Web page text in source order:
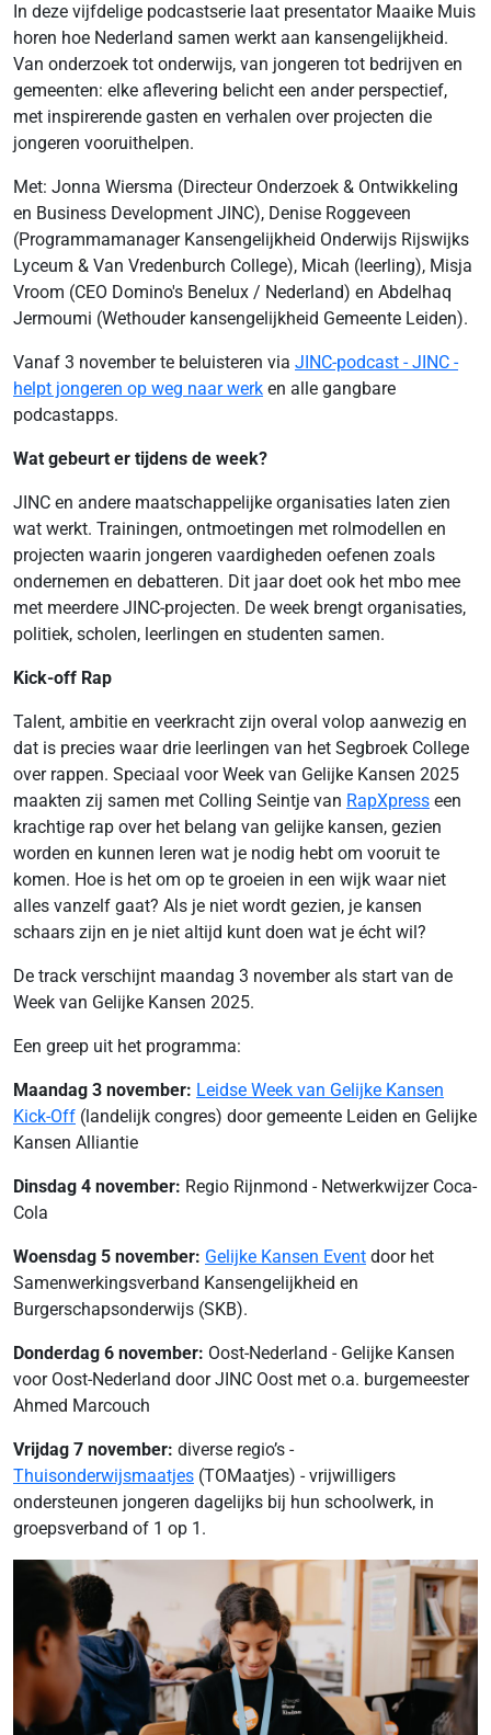
In deze vijfdelige podcastserie laat presentator Maaike Muis
horen hoe Nederland samen werkt aan kansengelijkheid.
Van onderzoek tot onderwijs, van jongeren tot bedrijven en
gemeenten: elke aflevering belicht een ander perspectief,
met inspirerende gasten en verhalen over projecten die
jongeren vooruithelpen.
Met: Jonna Wiersma (Directeur Onderzoek & Ontwikkeling
en Business Development JINC), Denise Roggeveen
(Programmamanager Kansengelijkheid Onderwijs Rijswijks
Lyceum & Van Vredenburch College), Micah (leerling), Misja
Vroom (CEO Domino's Benelux / Nederland) en Abdelhaq
Jermoumi (Wethouder kansengelijkheid Gemeente Leiden).
Vanaf 3 november te beluisteren via JINC-podcast - JINC -
helpt jongeren op weg naar werk en alle gangbare
podcastapps.
Wat gebeurt er tijdens de week?
JINC en andere maatschappelijke organisaties laten zien
wat werkt. Trainingen, ontmoetingen met rolmodellen en
projecten waarin jongeren vaardigheden oefenen zoals
ondernemen en debatteren. Dit jaar doet ook het mbo mee
met meerdere JINC-projecten. De week brengt organisaties,
politiek, scholen, leerlingen en studenten samen.
Kick-off Rap
Talent, ambitie en veerkracht zijn overal volop aanwezig en
dat is precies waar drie leerlingen van het Segbroek College
over rappen. Speciaal voor Week van Gelijke Kansen 2025
maakten zij samen met Colling Seintje van RapXpress een
krachtige rap over het belang van gelijke kansen, gezien
worden en kunnen leren wat je nodig hebt om vooruit te
komen. Hoe is het om op te groeien in een wijk waar niet
alles vanzelf gaat? Als je niet wordt gezien, je kansen
schaars zijn en je niet altijd kunt doen wat je écht wil?
De track verschijnt maandag 3 november als start van de
Week van Gelijke Kansen 2025.
Een greep uit het programma:
Maandag 3 november: Leidse Week van Gelijke Kansen
Kick-Off (landelijk congres) door gemeente Leiden en Gelijke
Kansen Alliantie
Dinsdag 4 november: Regio Rijnmond - Netwerkwijzer Coca-
Cola
Woensdag 5 november: Gelijke Kansen Event door het
Samenwerkingsverband Kansengelijkheid en
Burgerschapsonderwijs (SKB).
Donderdag 6 november: Oost-Nederland - Gelijke Kansen
voor Oost-Nederland door JINC Oost met o.a. burgemeester
Ahmed Marcouch
Vrijdag 7 november: diverse regio’s -
Thuisonderwijsmaatjes (TOMaatjes) - vrijwilligers
ondersteunen jongeren dagelijks bij hun schoolwerk, in
groepsverband of 1 op 1.